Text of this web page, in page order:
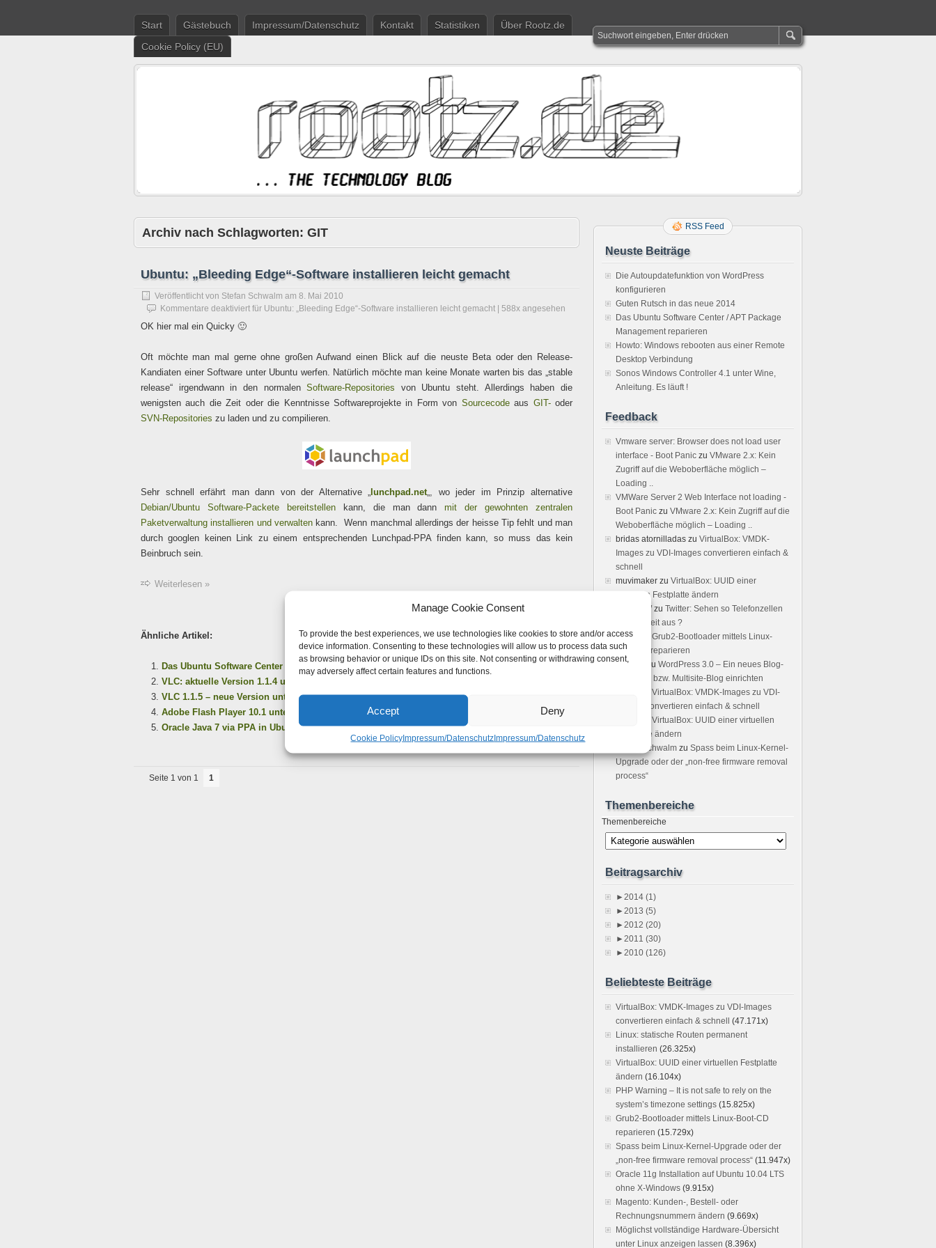
Manage Cookie Consent
To provide the best experiences, we use technologies like cookies to store and/or access
device information. Consenting to these technologies will allow us to process data such
as browsing behavior or unique IDs on this site. Not consenting or withdrawing consent,
may adversely affect certain features and functions.
Accept Deny
Cookie PolicyImpressum/DatenschutzImpressum/Datenschutz
Start Gästebuch Impressum/Datenschutz Kontakt Statistiken
Über Rootz.de
Cookie Policy (EU)
Archiv nach Schlagworten: GIT
Ubuntu: „Bleeding Edge“-Software installieren leicht gemacht
Veröffentlicht von Stefan Schwalm am 8. Mai 2010
Kommentare deaktiviert für Ubuntu: „Bleeding Edge“-Software installieren leicht gemacht | 588x angesehen
OK hier mal ein Quicky 🙂
Oft möchte man mal gerne ohne großen Aufwand einen Blick auf die neuste Beta oder den Release-
Kandiaten einer Software unter Ubuntu werfen. Natürlich möchte man keine Monate warten bis das „stable
release“ irgendwann in den normalenSoftware-Repositories von Ubuntu steht. Allerdings haben die
wenigsten auch die Zeit oder die Kenntnisse Softwareprojekte in Form von Sourcecodeaus GIT-oder
SVN-Repositories zu laden und zu compilieren.
Sehr schnell erfährt man dann von der Alternative „ lunchpad.net „, wo jeder im Prinzip alternative
Debian/Ubuntu Software-Packete bereitstellenkann, die man dannmit der gewohnten zentralen
Paketverwaltung installieren und verwalten kann. Wenn manchmal allerdings der heisse Tip fehlt und man
durch googlen keinen Link zu einem entsprechenden Lunchpad-PPA finden kann, so muss das kein
Beinbruch sein.
Weiterlesen »
Ähnliche Artikel:
Das Ubuntu Software Center / APT Package Management reparieren
VLC: aktuelle Version 1.1.4 unter Ubuntu über PPA-Repository installieren
VLC 1.1.5 – neue Version unter Ubuntu installieren
Adobe Flash Player 10.1 unter Ubuntu 32/64-Bit installieren
Oracle Java 7 via PPA in Ubuntu installieren
Seite 1 von 1 1
RSS Feed
Neuste Beiträge
Die Autoupdatefunktion von WordPress
konfigurieren
Guten Rutsch in das neue 2014
Das Ubuntu Software Center / APT Package
Management reparieren
Howto: Windows rebooten aus einer Remote
Desktop Verbindung
Sonos Windows Controller 4.1 unter Wine,
Anleitung. Es läuft !
Feedback
Vmware server: Browser does not load user
interface - Boot Panic zu VMware 2.x: Kein
Zugriff auf die Weboberfläche möglich –
Loading ..
VMWare Server 2 Web Interface not loading -
Boot Panic zu VMware 2.x: Kein Zugriff auf die
Weboberfläche möglich – Loading ..
bridas atornilladas zu VirtualBox: VMDK-
Images zu VDI-Images convertieren einfach &
schnell
muvimaker zu VirtualBox: UUID einer
virtuellen Festplatte ändern
Kerstin W zu Twitter: Sehen so Telefonzellen
der Neuzeit aus ?
micha
Grub2-Bootloader mittels Linux-
Boot-CD reparieren
Hosting
zu WordPress 3.0 – Ein neues Blog-
Netzwerk bzw. Multisite-Blog einrichten
VirtualBox: VMDK-Images zu VDI-
Images convertieren einfach & schnell
VirtualBox: UUID einer virtuellen
Festplatte ändern
Stefan Schwalm zu Spass beim Linux-Kernel-
Upgrade oder der „non-free firmware removal
process“
Themenbereiche
Themenbereiche
Beitragsarchiv
►2014 (1)
►2013 (5)
►2012 (20)
►2011 (30)
►2010 (126)
Beliebteste Beiträge
VirtualBox: VMDK-Images zu VDI-Images
convertieren einfach & schnell
(47.171x)
Linux: statische Routen permanent
installieren (26.325x)
VirtualBox: UUID einer virtuellen Festplatte
ändern (16.104x)
PHP Warning – It is not safe to rely on the
system’s timezone settings (15.825x)
Grub2-Bootloader mittels Linux-Boot-CD
reparieren (15.729x)
Spass beim Linux-Kernel-Upgrade oder der
„non-free firmware removal process“ (11.947x)
Oracle 11g Installation auf Ubuntu 10.04 LTS
ohne X-Windows (9.915x)
Magento: Kunden-, Bestell- oder
Rechnungsnummern ändern (9.669x)
Möglichst vollständige Hardware-Übersicht
unter Linux anzeigen lassen (8.396x)